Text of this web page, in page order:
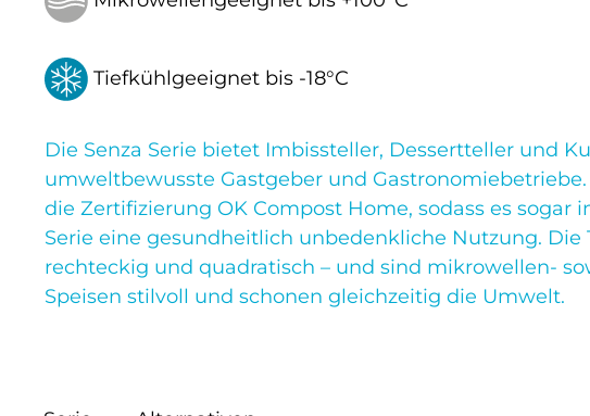
Tiefkühlgeeignet bis -18°C
Die Senza Serie bietet Imbissteller, Dessertteller und
umweltbewusste Gastgeber und
die Zertifizierung OK Compost Home, sodass es
Serie eine gesundheitlich unbedenkliche Nutzung.
rechteckig und quadratisch – und sind mikrowellen-
Speisen stilvoll und schonen gleichzeitig die Umwelt.